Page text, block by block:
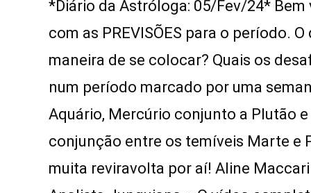
*Diário da Astróloga: 05/Fev/24* Bem
com as PREVISÕES para o período.
maneira de se colocar? Quais os
num período marcado por uma
Aquário, Mercúrio conjunto a Plutão
conjunção entre os temíveis Marte e
muita reviravolta por aí! Aline